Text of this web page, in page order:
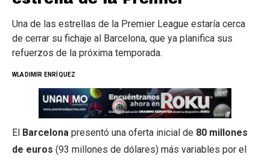
Una de las estrellas de la Premier League estaría cerca
de cerrar su fichaje al Barcelona, que ya planifica sus
refuerzos de la próxima temporada.
WLADIMIR ENRÍQUEZ
El Barcelona presentó una oferta inicial de 80 millones
de euros (93 millones de dólares) más variables por el